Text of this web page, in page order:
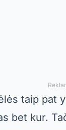
taip pat
bet kur.